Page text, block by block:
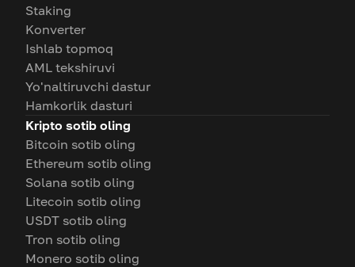
Staking
Konverter
Ishlab topmoq
AML tekshiruvi
Yo'naltiruvchi dastur
Hamkorlik dasturi
Kripto sotib oling
Bitcoin sotib oling
Ethereum sotib oling
Solana sotib oling
Litecoin sotib oling
USDT sotib oling
Tron sotib oling
Monero sotib oling